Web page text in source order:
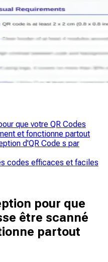
que votre QR Codes
et fonctionne partout
d'QR Code s par
codes efficaces et faciles
pour que
être scanné
partout